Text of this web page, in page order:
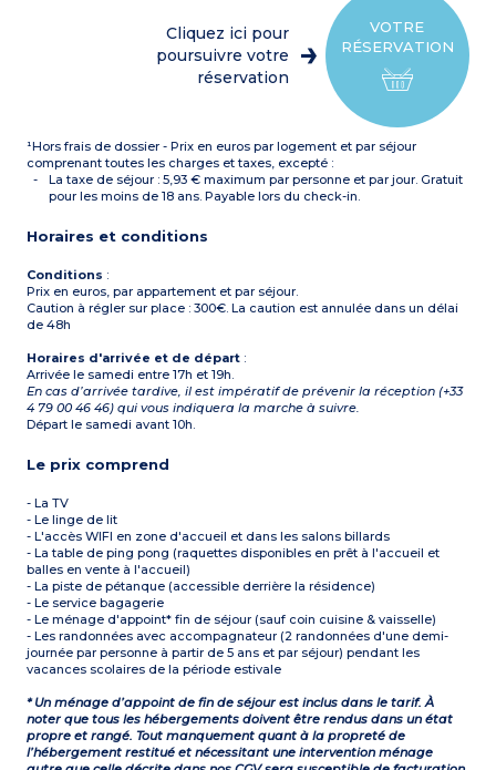
électrique, micro-ondes,
Salle de bains, WC séparé
Balcon ou rez-de-chaussée
VOTRE
RÉSERVATION
Cliquez ici pour
poursuivre votre
réservation
¹Hors frais de dossier - Prix en euros par logement et par séjour
comprenant toutes les charges et taxes, excepté :
La taxe de séjour : 5,93 € maximum par personne et par jour. Gratuit
pour les moins de 18 ans. Payable lors du check-in.
Horaires et conditions
Conditions :
Prix en euros, par appartement et par séjour.
Caution à régler sur place : 300€. La caution est annulée dans un délai
de 48h
Horaires d'arrivée et de départ :
Arrivée le samedi entre 17h et 19h.
En cas d’arrivée tardive, il est impératif de prévenir la réception (+33
4 79 00 46 46) qui vous indiquera la marche à suivre.
Départ le samedi avant 10h.
Le prix comprend
- La TV
- Le linge de lit
- L'accès WIFI en zone d'accueil et dans les salons billards
- La table de ping pong (raquettes disponibles en prêt à l'accueil et
balles en vente à l'accueil)
- La piste de pétanque (accessible derrière la résidence)
- Le service bagagerie
- Le ménage d'appoint* fin de séjour (sauf coin cuisine & vaisselle)
- Les randonnées avec accompagnateur (2 randonnées d'une demi-
journée par personne à partir de 5 ans et par séjour) pendant les
vacances scolaires de la période estivale
* Un ménage d’appoint de fin de séjour est inclus dans le tarif. À
noter que tous les hébergements doivent être rendus dans un état
propre et rangé. Tout manquement quant à la propreté de
l’hébergement restitué et nécessitant une intervention ménage